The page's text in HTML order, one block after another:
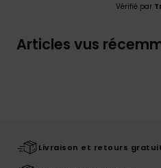
Vérifié par
Articles vus
Livraison et retours